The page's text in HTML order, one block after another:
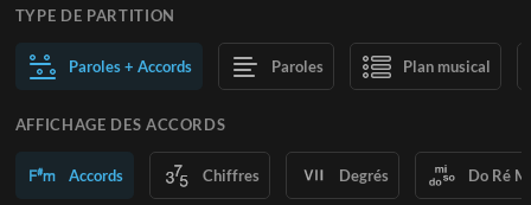
TYPE DE PARTITION
Paroles + Accords Paroles Plan musical
AFFICHAGE DES ACCORDS
Accords Chiffres Degrés Do Ré